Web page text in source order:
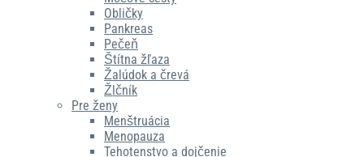
Obličky
Pankreas
Pečeň
Štítna žľaza
Žalúdok a črevá
Žlčník
Pre ženy
Menštruácia
Menopauza
Tehotenstvo a dojčenie